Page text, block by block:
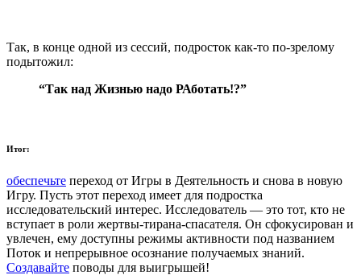
Так, в конце одной из сессий, подросток как-то по-зрелому
подытожил:
“Так над Жизнью надо РАботать!?”
Итог:
обеспечьте переход от Игры в Деятельность и снова в новую
Игру. Пусть этот переход имеет для подростка
исследовательский интерес. Исследователь — это тот, кто не
вступает в роли жертвы-тирана-спасателя. Он сфокусирован и
увлечен, ему доступны режимы активности под названием
Поток и непрерывное осознание получаемых знаний.
Создавайте поводы для выигрышей!